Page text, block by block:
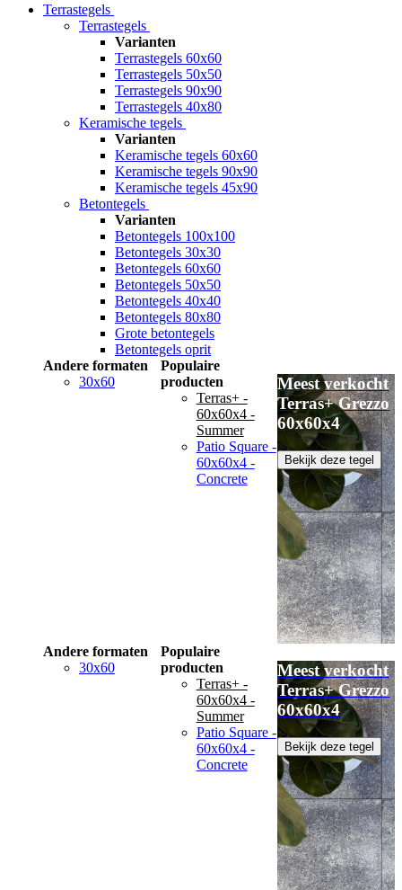
Terrastegels
Terrastegels
Varianten
Terrastegels 60x60
Terrastegels 50x50
Terrastegels 90x90
Terrastegels 40x80
Keramische tegels
Varianten
Keramische tegels 60x60
Keramische tegels 90x90
Keramische tegels 45x90
Betontegels
Varianten
Betontegels 100x100
Betontegels 30x30
Betontegels 60x60
Betontegels 50x50
Betontegels 40x40
Betontegels 80x80
Grote betontegels
Betontegels oprit
Andere formaten
30x60
Populaire
producten
Terras+ -
60x60x4 -
Summer
Patio Square -
60x60x4 -
Concrete
Meest verkocht
Terras+ Grezzo
60x60x4
Bekijk deze tegel
Andere formaten
30x60
Populaire
producten
Terras+ -
60x60x4 -
Summer
Patio Square -
60x60x4 -
Concrete
Meest verkocht
Terras+ Grezzo
60x60x4
Bekijk deze tegel